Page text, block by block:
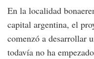
En la localidad
capital argentina, el
comenzó a desarrollar
todavía no ha